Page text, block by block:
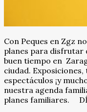
Con Peques en Zgz
planes para disfrutar
buen tiempo en
ciudad. Exposiciones,
espectáculos ¡y
nuestra agenda
planes familiares.